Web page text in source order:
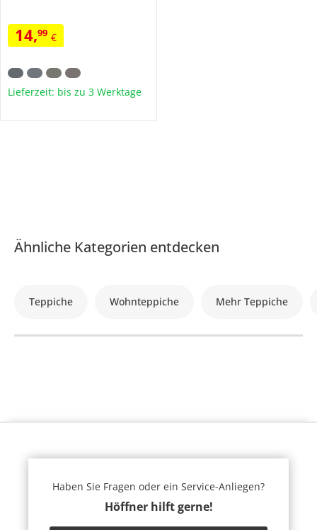
14,99 €
Lieferzeit: bis zu 3 Werktage
Ähnliche Kategorien entdecken
Teppiche Wohnteppiche Mehr Teppiche
Haben Sie Fragen oder ein Service-Anliegen?
Höffner hilft gerne!